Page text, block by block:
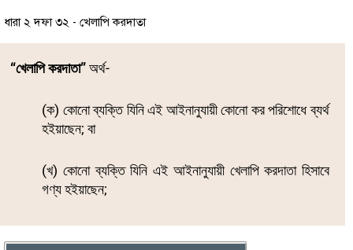
ধারা ২ দফা ৩২ - খেলাপি করদাতা
“খেলাপি করদাতা”অর্থ-
(ক) কোনো ব্যক্তি যিনি এই আইনানুযায়ী কোনো কর পরিশোধে ব্যর্থ
হইয়াছেন; বা
(খ) কোনো ব্যক্তি যিনি এই আইনানুযায়ী খেলাপি করদাতা হিসাবে
গণ্য হইয়াছেন;